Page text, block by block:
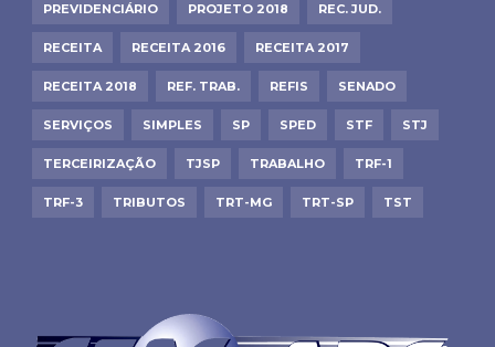
PREVIDENCIÁRIO PROJETO 2018 REC. JUD.
RECEITA RECEITA 2016 RECEITA 2017
RECEITA 2018 REF. TRAB. REFIS SENADO
SERVIÇOS SIMPLES SP SPED STF STJ
TERCEIRIZAÇÃO TJSP TRABALHO TRF-1
TRF-3 TRIBUTOS TRT-MG TRT-SP TST